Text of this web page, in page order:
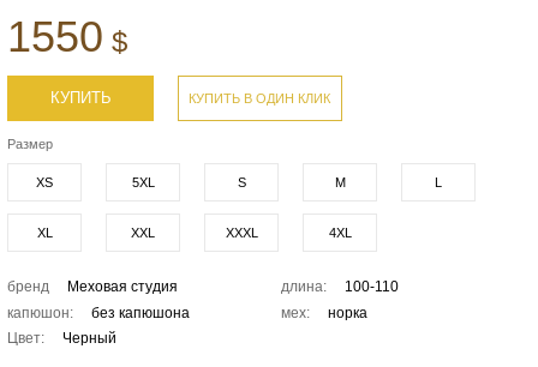
1550 $
КУПИТЬ КУПИТЬ В ОДИН КЛИК
Размер
XS 5XL S M L
XL XXL XXXL 4XL
бренд Меховая студия длина:
100-110
капюшон:
без капюшона мех:
норка
Цвет:
Черный